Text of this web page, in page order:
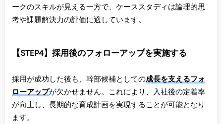
ークのスキルが見える一方で、ケーススタディは論理的思
考や課題解決力の評価に適しています。
【STEP4】採用後のフォローアップを実施する
採用が成功した後も、幹部候補としての成長を支えるフォ
ローアップが欠かせません。これにより、入社後の定着率
が向上し、長期的な育成計画を実現することが可能となり
ます。